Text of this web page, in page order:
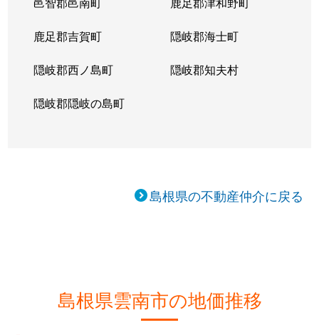
鹿足郡吉賀町 隠岐郡海士町
隠岐郡西ノ島町 隠岐郡知夫村
隠岐郡隠岐の島町
島根県の不動産仲介に戻る
島根県雲南市の地価推移